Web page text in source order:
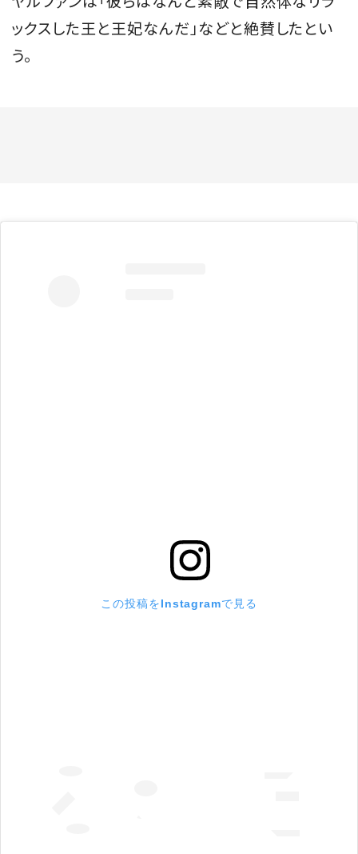
ックスした王と王妃なんだ」などと絶賛したとい
う。
この投稿をInstagramで見る